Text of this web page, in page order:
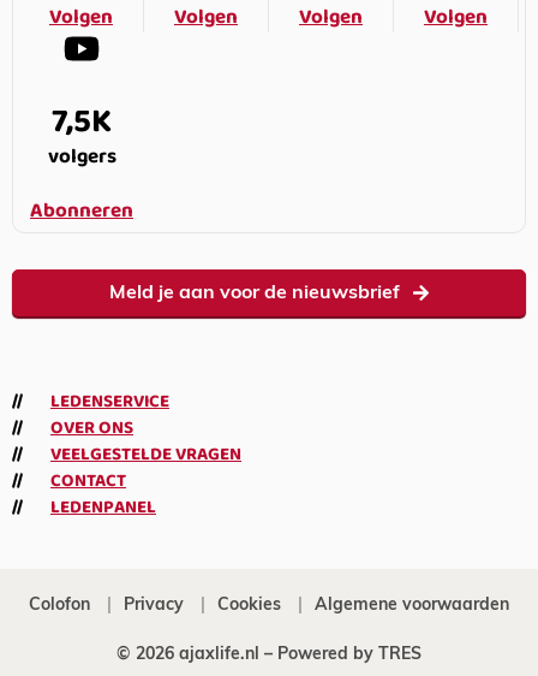
Volgen
Volgen
Volgen
Volgen
7,5K
volgers
Abonneren
Meld je aan voor de nieuwsbrief
LEDENSERVICE
OVER ONS
VEELGESTELDE VRAGEN
CONTACT
LEDENPANEL
Colofon Privacy Cookies Algemene voorwaarden
© 2026 ajaxlife.nl – Powered by TRES